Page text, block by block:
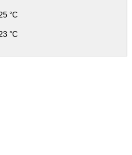
°C
°C